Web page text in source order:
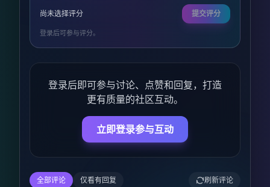
尚未选择评分 提交评分
登录后可参与评分。
登录后即可参与讨论、点赞和回复，打造
更有质量的社区互动。
立即登录参与互动
全部评论 仅看有回复 刷新评论